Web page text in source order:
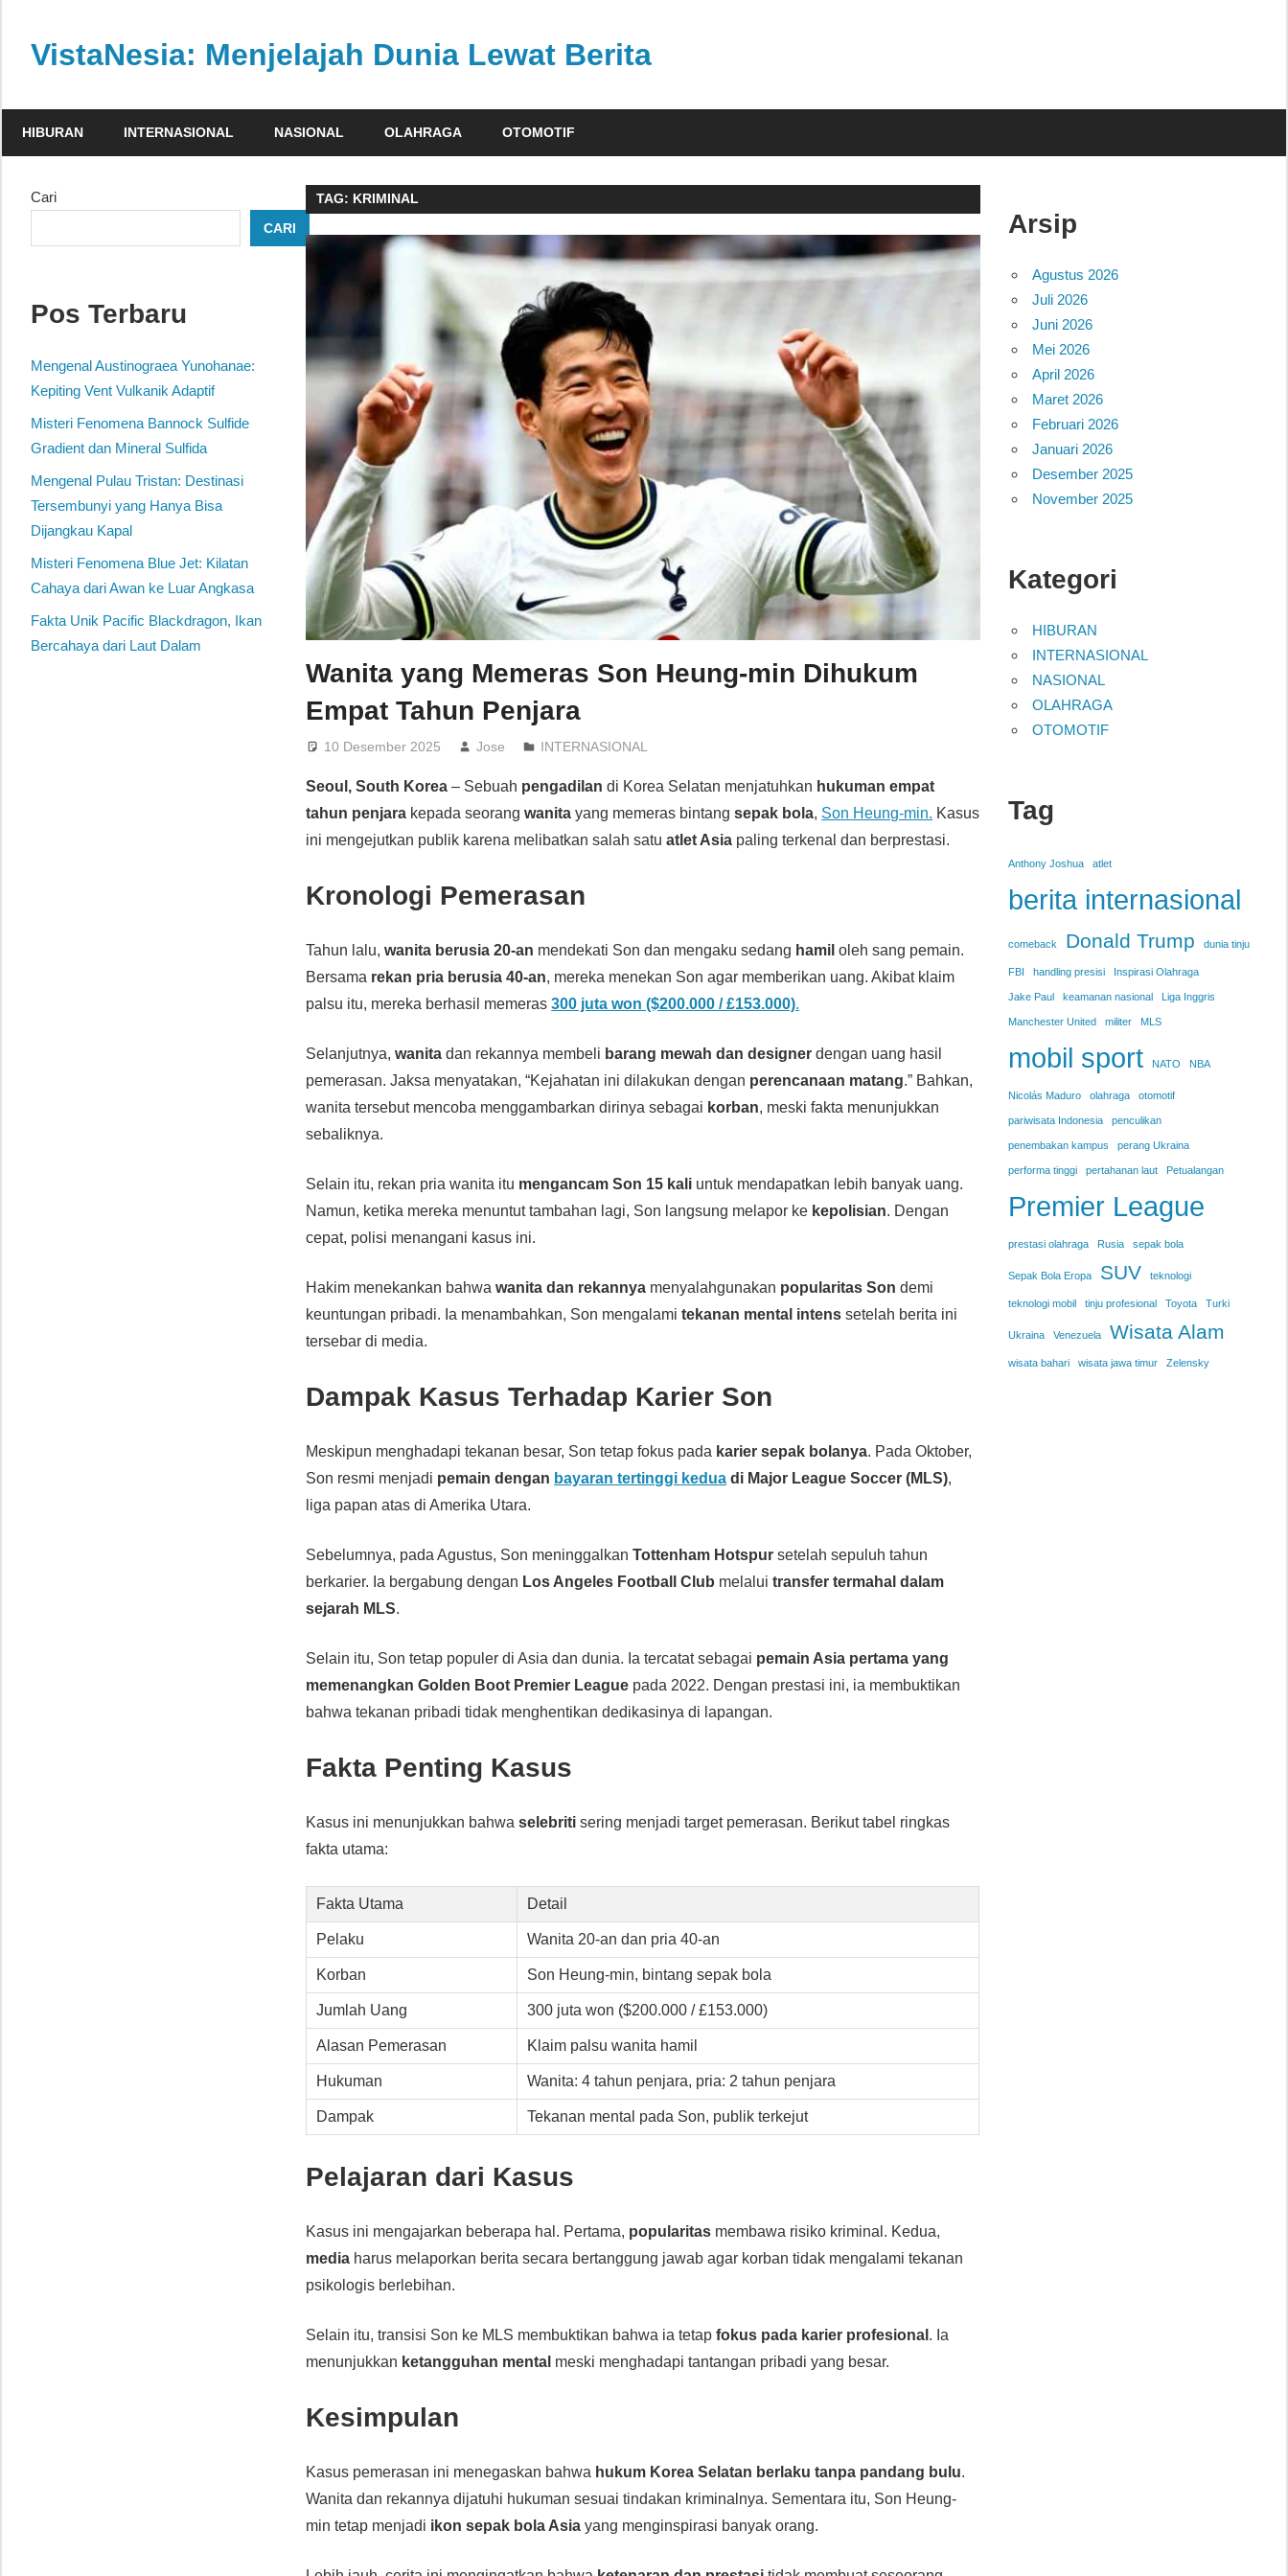
contentVistaNesia: Menjelajah Dunia Lewat Berita
dan
dalam
platform
HIBURAN INTERNASIONAL NASIONAL OLAHRAGA OTOMOTIF
TAG: KRIMINAL
Wanita yang Memeras Son Heung-min Dihukum
Empat Tahun Penjara
10 Desember 2025 Jose INTERNASIONAL
Seoul, South Korea – Sebuah pengadilan di Korea Selatan menjatuhkan hukuman empat
tahun penjara kepada seorangwanita yang memeras bintangsepak bola, Son Heung-min. Kasus
ini mengejutkan publik karena melibatkan salah satuatlet Asia paling terkenal dan berprestasi.
Kronologi Pemerasan
Tahun lalu,wanita berusia 20-an mendekati Son dan mengaku sedang hamil oleh sang pemain.
Bersama rekan pria berusia 40-an, mereka menekan Son agar memberikan uang. Akibat klaim
palsu itu, mereka berhasil memeras300 juta won ($200.000 / £153.000).
Selanjutnya,wanita dan rekannya membeli barang mewah dan designer dengan uang hasil
pemerasan. Jaksa menyatakan, “Kejahatan ini dilakukan dengan perencanaan matang.” Bahkan,
wanita tersebut mencoba menggambarkan dirinya sebagai korban, meski fakta menunjukkan
sebaliknya.
Selain itu, rekan pria wanita itu mengancam Son 15 kali untuk mendapatkan lebih banyak uang.
Namun, ketika mereka menuntut tambahan lagi, Son langsung melapor ke kepolisian. Dengan
cepat, polisi menangani kasus ini.
Hakim menekankan bahwawanita dan rekannya menyalahgunakan popularitas Son demi
keuntungan pribadi. Ia menambahkan, Son mengalamitekanan mental intens setelah berita ini
tersebar di media.
Dampak Kasus Terhadap Karier Son
Meskipun menghadapi tekanan besar, Son tetap fokus pada karier sepak bolanya. Pada Oktober,
Son resmi menjadi pemain dengan bayaran tertinggi kedua di Major League Soccer (MLS),
liga papan atas di Amerika Utara.
Sebelumnya, pada Agustus, Son meninggalkanTottenham Hotspur setelah sepuluh tahun
berkarier. Ia bergabung dengan Los Angeles Football Club melaluitransfer termahal dalam
sejarah MLS.
Selain itu, Son tetap populer di Asia dan dunia. Ia tercatat sebagai pemain Asia pertama yang
memenangkan Golden Boot Premier League pada 2022. Dengan prestasi ini, ia membuktikan
bahwa tekanan pribadi tidak menghentikan dedikasinya di lapangan.
Fakta Penting Kasus
Kasus ini menunjukkan bahwaselebriti sering menjadi target pemerasan. Berikut tabel ringkas
fakta utama:
Fakta Utama Detail
Pelaku Wanita 20-an dan pria 40-an
Korban Son Heung-min, bintang sepak bola
Jumlah Uang 300 juta won ($200.000 / £153.000)
Alasan Pemerasan Klaim palsu wanita hamil
Hukuman Wanita: 4 tahun penjara, pria: 2 tahun penjara
Dampak Tekanan mental pada Son, publik terkejut
Pelajaran dari Kasus
Kasus ini mengajarkan beberapa hal. Pertama, popularitas membawa risiko kriminal. Kedua,
media harus melaporkan berita secara bertanggung jawab agar korban tidak mengalami tekanan
psikologis berlebihan.
Selain itu, transisi Son ke MLS membuktikan bahwa ia tetapfokus pada karier profesional . Ia
menunjukkan ketangguhan mental meski menghadapi tantangan pribadi yang besar.
Kesimpulan
Kasus pemerasan ini menegaskan bahwa hukum Korea Selatan berlaku tanpa pandang bulu.
Wanita dan rekannya dijatuhi hukuman sesuai tindakan kriminalnya. Sementara itu, Son Heung-
min tetap menjadi ikon sepak bola Asia yang menginspirasi banyak orang.
Cari
CARI
Pos Terbaru
Mengenal Austinograea Yunohanae:
Kepiting Vent Vulkanik Adaptif
Misteri Fenomena Bannock Sulfide
Gradient dan Mineral Sulfida
Mengenal Pulau Tristan: Destinasi
Tersembunyi yang Hanya Bisa
Dijangkau Kapal
Misteri Fenomena Blue Jet: Kilatan
Cahaya dari Awan ke Luar Angkasa
Fakta Unik Pacific Blackdragon, Ikan
Bercahaya dari Laut Dalam
Arsip
Agustus 2026
Juli 2026
Juni 2026
Mei 2026
April 2026
Maret 2026
Februari 2026
Januari 2026
Desember 2025
November 2025
Kategori
HIBURAN
INTERNASIONAL
NASIONAL
OLAHRAGA
OTOMOTIF
Tag
Anthony Joshua atlet
berita internasional
comeback Donald Trump dunia tinju
FBI handling presisi Inspirasi Olahraga
Jake Paul keamanan nasional Liga Inggris
Manchester United militer MLS
mobil sport NATO NBA
Nicolás Maduro olahraga otomotif
pariwisata Indonesia penculikan
penembakan kampus perang Ukraina
performa tinggi pertahanan laut Petualangan
Premier League
prestasi olahraga Rusia sepak bola
Sepak Bola Eropa SUV teknologi
teknologi mobil tinju profesional Toyota Turki
Ukraina Venezuela Wisata Alam
wisata bahari wisata jawa timur Zelensky